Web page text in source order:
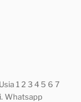
1 2 3 4 5 6 7
Whatsapp